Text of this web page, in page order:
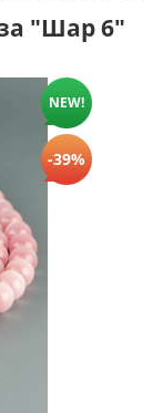
"Шар 6"
NEW!
-39%